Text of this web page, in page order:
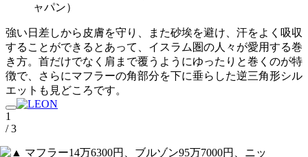
ャパン）
強い日差しから皮膚を守り、また砂埃を避け、汗をよく吸収
することができるとあって、イスラム圏の人々が愛用する巻
き方。首だけでなく肩まで覆うようにゆったりと巻くのが特
徴で、さらにマフラーの角部分を下に垂らした逆三角形シル
エットも見どころです。
1
/ 3